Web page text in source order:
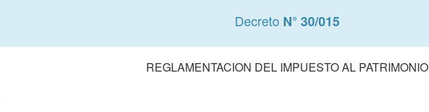
Decreto N° 30/015
REGLAMENTACION DEL IMPUESTO AL PATRIMONIO